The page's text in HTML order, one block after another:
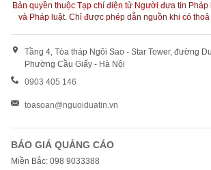
Bản quyền thuộc Tạp chí điện tử Người đưa tin
và Pháp luật. Chỉ được phép dẫn nguồn khi có
Tầng 4, Tòa tháp Ngôi Sao - Star Tower, đường
Phường Cầu Giấy - Hà Nội
0903 405 146
toasoan@nguoiduatin.vn
BÁO GIÁ QUẢNG CÁO
Miền Bắc: 098 9033388